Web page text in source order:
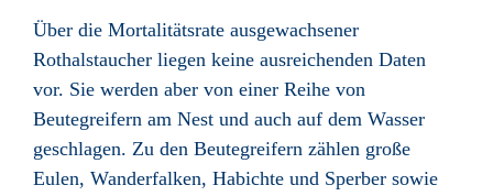
Über die Mortalitätsrate ausgewachsener
Rothalstaucher liegen keine ausreichenden Daten
vor. Sie werden aber von einer Reihe von
Beutegreifern am Nest und auch auf dem Wasser
geschlagen. Zu den Beutegreifern zählen große
Eulen, Wanderfalken, Habichte und Sperber sowie